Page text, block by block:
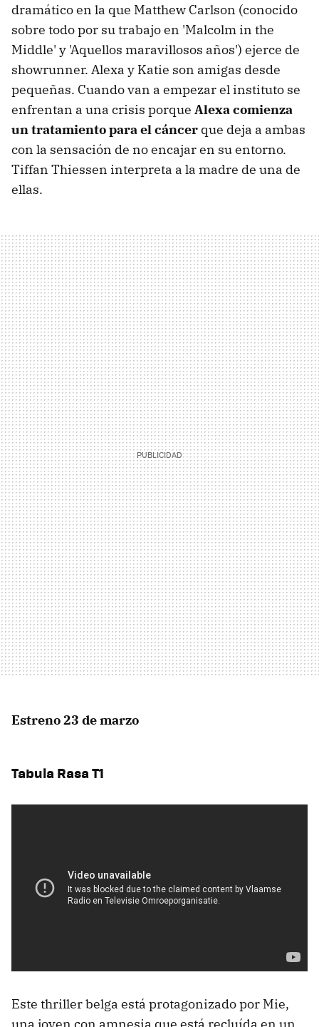
dramático en la que Matthew Carlson (conocido
sobre todo por su trabajo en 'Malcolm in the
Middle' y 'Aquellos maravillosos años') ejerce de
showrunner. Alexa y Katie son amigas desde
pequeñas. Cuando van a empezar el instituto se
enfrentan a una crisis porque Alexa comienza
un tratamiento para el cáncer que deja a ambas
con la sensación de no encajar en su entorno.
Tiffan Thiessen interpreta a la madre de una de
ellas.
Estreno 23 de marzo
Tabula Rasa T1
Este thriller belga está protagonizado por Mie,
una joven con amnesia que está recluída en un